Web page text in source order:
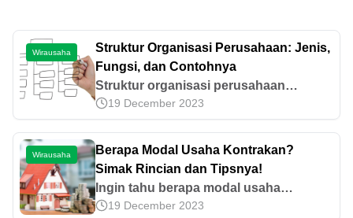
Wirausaha
Struktur Organisasi Perusahaan: Jenis,
Fungsi, dan Contohnya
Struktur organisasi perusahaan
berperan penting dalam memastikan
posisi individu di dalamnya. Yuk, cari
tahu jenis, fungsi, dan contohnya di
artikel ini!
19 December 2023
Wirausaha
Berapa Modal Usaha Kontrakan?
Simak Rincian dan Tipsnya!
Ingin tahu berapa modal usaha
kontrakan? Cek estimasi biaya,
19 December 2023